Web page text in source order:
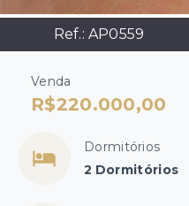
Ref.: AP0559
Venda
R$220.000,00
Dormitórios
2 Dormitórios